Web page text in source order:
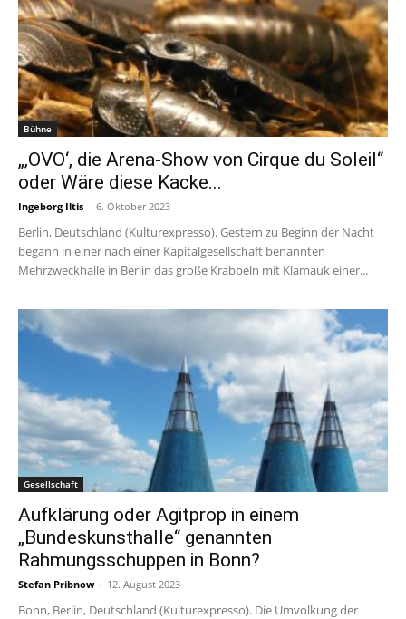
Bühne
„‚OVO‘, die Arena-Show von Cirque du Soleil“
oder Wäre diese Kacke...
Ingeborg Iltis - 6. Oktober 2023
Berlin, Deutschland (Kulturexpresso). Gestern zu Beginn der Nacht
begann in einer nach einer Kapitalgesellschaft benannten
Mehrzweckhalle in Berlin das große Krabbeln mit Klamauk einer...
Gesellschaft
Aufklärung oder Agitprop in einem
„Bundeskunsthalle“ genannten
Rahmungsschuppen in Bonn?
Stefan Pribnow - 12. August 2023
Bonn, Berlin, Deutschland (Kulturexpresso). Die Umvolkung der